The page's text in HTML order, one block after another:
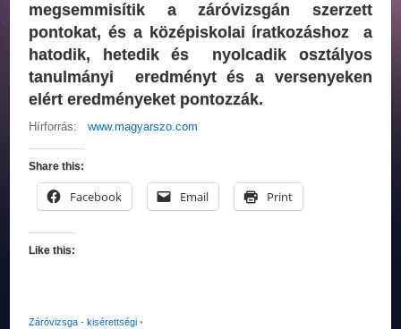
megsemmisítik a záróvizsgán szerzett
pontokat, és a középiskolai íratkozáshoz a
hatodik, hetedik és nyolcadik osztályos
tanulmányi eredményt és a versenyeken
elért eredményeket pontozzák.
Hírforrás:www.magyarszo.com
Share this:
Facebook Email Print
Like this:
Záróvizsga - kisérettségi •